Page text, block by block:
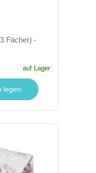
Fächer) -
auf Lager
legen